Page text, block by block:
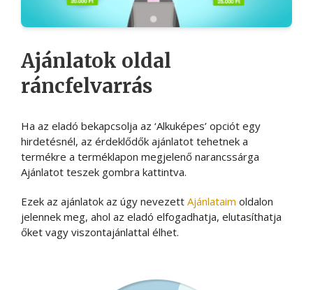
Ajánlatok oldal
ráncfelvarrás
Ha az eladó bekapcsolja az ‘Alkuképes’ opciót egy
hirdetésnél, az érdeklődők ajánlatot tehetnek a
termékre a terméklapon megjelenő narancssárga
Ajánlatot teszek gombra kattintva.
Ezek az ajánlatok az úgy nevezett Ajánlataim oldalon
jelennek meg, ahol az eladó elfogadhatja, elutasíthatja
őket vagy viszontajánlattal élhet.